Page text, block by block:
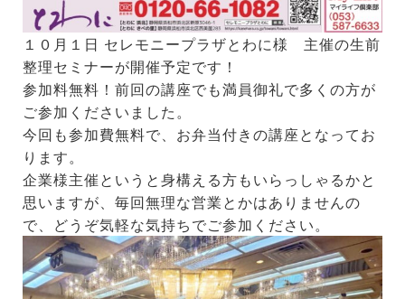
１０月１日 セレモニープラザとわに様 主催の生前
整理セミナーが開催予定です！
参加料無料！前回の講座でも満員御礼で多くの方が
ご参加くださいました。
今回も参加費無料で、お弁当付きの講座となってお
ります。
企業様主催というと身構える方もいらっしゃるかと
思いますが、毎回無理な営業とかはありませんの
で、どうぞ気軽な気持ちでご参加ください。